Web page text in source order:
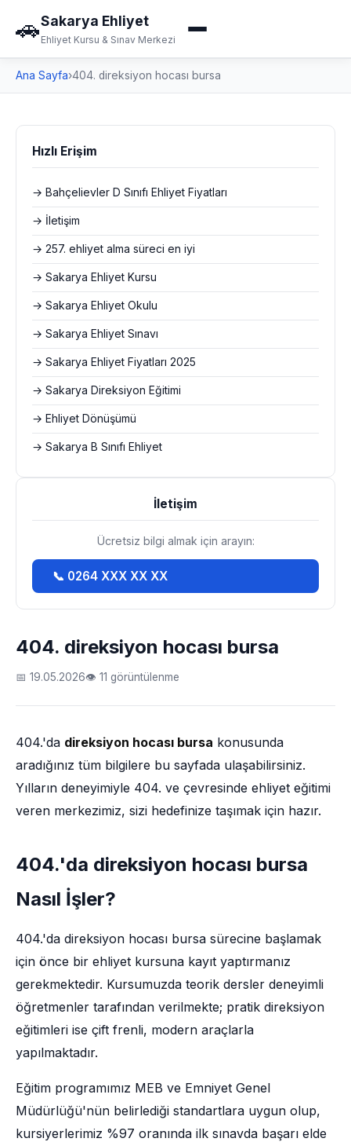
🚗Sakarya Ehliyet
Ehliyet Kursu & Sınav Merkezi
Ana Sayfa›404. direksiyon hocası bursa
404. direksiyon hocası bursa
📅 19.05.2026👁 11 görüntülenme
404.'da direksiyon hocası bursa konusunda
aradığınız tüm bilgilere bu sayfada ulaşabilirsiniz.
Yılların deneyimiyle 404. ve çevresinde ehliyet eğitimi
veren merkezimiz, sizi hedefinize taşımak için hazır.
404.'da direksiyon hocası bursa
Nasıl İşler?
404.'da direksiyon hocası bursa sürecine başlamak
için önce bir ehliyet kursuna kayıt yaptırmanız
gerekmektedir. Kursumuzda teorik dersler deneyimli
öğretmenler tarafından verilmekte; pratik direksiyon
eğitimleri ise çift frenli, modern araçlarla
yapılmaktadır.
Eğitim programımız MEB ve Emniyet Genel
Müdürlüğü'nün belirlediği standartlara uygun olup,
kursiyerlerimiz %97 oranında ilk sınavda başarı elde
Hızlı Erişim
→ Bahçelievler D Sınıfı Ehliyet Fiyatları
→ İletişim
→ 257. ehliyet alma süreci en iyi
→ Sakarya Ehliyet Kursu
→ Sakarya Ehliyet Okulu
→ Sakarya Ehliyet Sınavı
→ Sakarya Ehliyet Fiyatları 2025
→ Sakarya Direksiyon Eğitimi
→ Ehliyet Dönüşümü
→ Sakarya B Sınıfı Ehliyet
İletişim
Ücretsiz bilgi almak için arayın:
📞 0264 XXX XX XX